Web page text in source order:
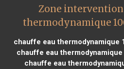
Zone intervention
thermodynamique
chauffe eau thermodynamique
chauffe eau thermodynamique
chauffe eau